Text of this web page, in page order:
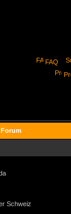
FAQ
Forum
Schweiz